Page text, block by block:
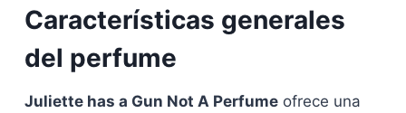
Características generales
del perfume
Juliette has a Gun Not A Perfume ofrece una